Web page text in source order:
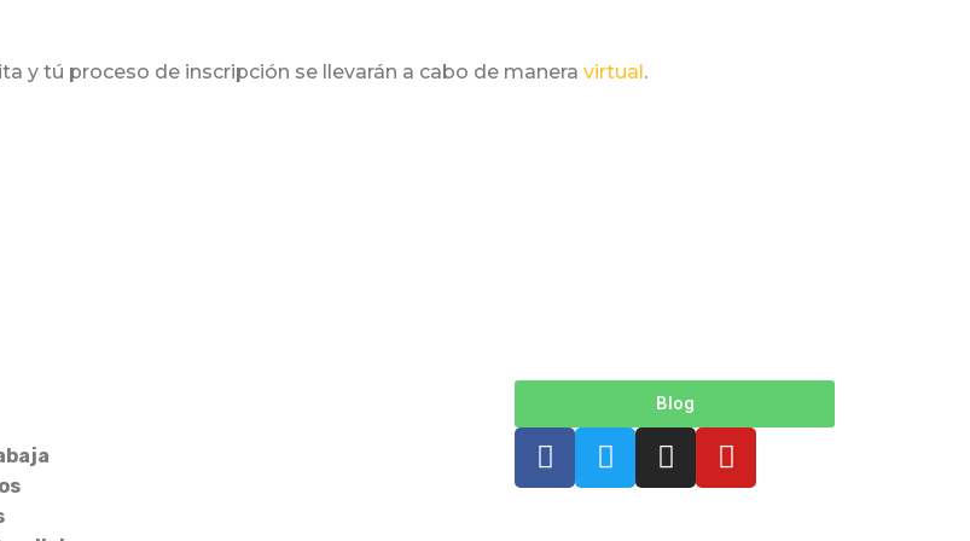
y tú proceso de inscripción se llevarán a cabo de manera virtual .
Blog